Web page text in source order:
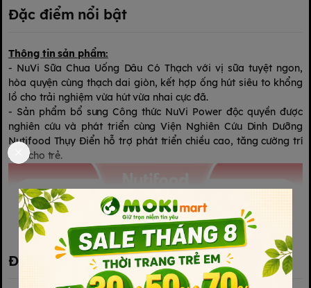
Đặc điểm nổi bật
Thông tin sản phẩm:
- NuVi Sữa Chua Uống Dâu Có Thạch với vị sữa tuyệt ngon,
hòa quyện cùng thạch dai giòn, kết hợp ống hút siêu to khổng
lồ cho trải nghiệm vừa hút vừa nhai cực đã.
- Sản phẩm bổ sung Công thức NuVi Power độc quyền được
nghiên cứu và phát triển cùng Viện Nghiên Cứu Dinh Dưỡng
Nutifood Thụy Điển hỗ trợ phát triển chiều cao, tăng cường trí
nhớ cho trẻ.
Xem thêm
Đánh giá sản phẩm